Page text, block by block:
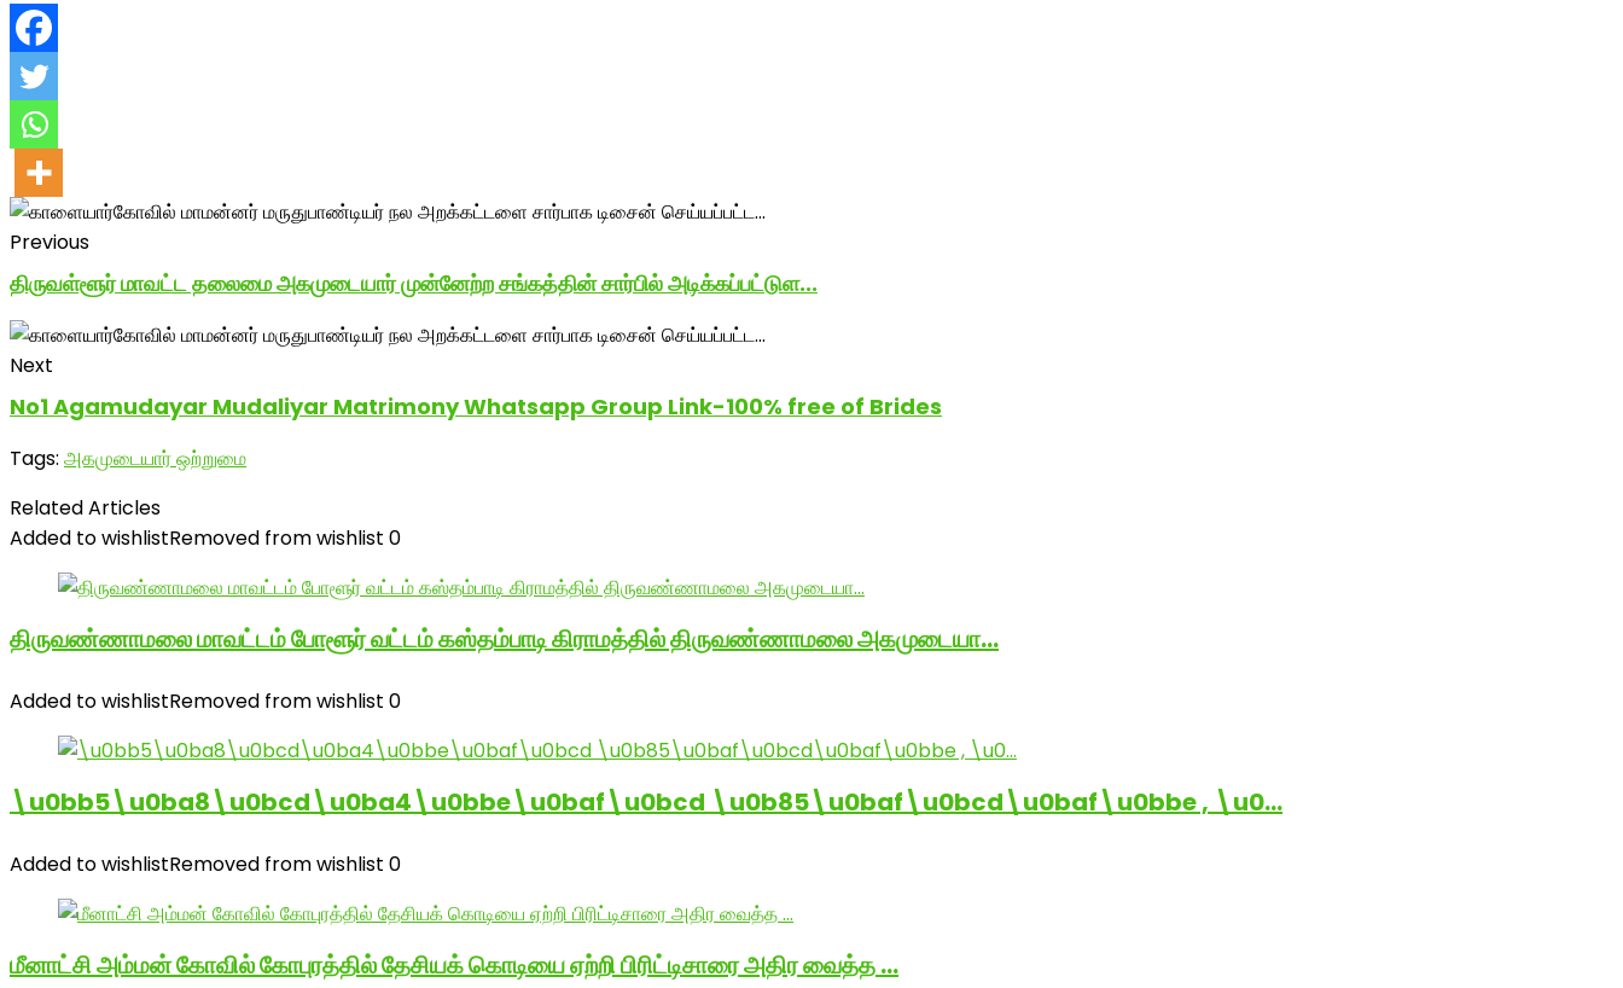
Previous
திருவள்ளூர் மாவட்ட தலைமை அகமுடையார் முன்னேற்ற சங்கத்தின் சார்பில் அடிக்கப்பட்டுள...
Next
No1 Agamudayar Mudaliyar Matrimony Whatsapp Group Link-100% free of Brides
Tags: அகமுடையார் ஒற்றுமை
Related Articles
Added to wishlistRemoved from wishlist 0
திருவண்ணாமலை மாவட்டம் போளூர் வட்டம் கஸ்தம்பாடி கிராமத்தில் திருவண்ணாமலை அகமுடையா…
Added to wishlistRemoved from wishlist 0
\u0bb5\u0ba8\u0bcd\u0ba4\u0bbe\u0baf\u0bcd \u0b85\u0baf\u0bcd\u0baf\u0bbe , \u0…
Added to wishlistRemoved from wishlist 0
மீனாட்சி அம்மன் கோவில் கோபுரத்தில் தேசியக் கொடியை ஏற்றி பிரிட்டிசாரை அதிர வைத்த …